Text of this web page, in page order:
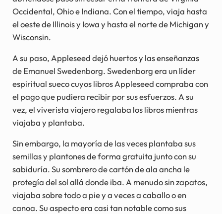
Occidental, Ohio e Indiana. Con el tiempo, viaja hasta
el oeste de Illinois y Iowa y hasta el norte de Michigan y
Wisconsin.
A su paso, Appleseed dejó huertos y las enseñanzas
de Emanuel Swedenborg. Swedenborg era un líder
espiritual sueco cuyos libros Appleseed compraba con
el pago que pudiera recibir por sus esfuerzos. A su
vez, el viverista viajero regalaba los libros mientras
viajaba y plantaba.
Sin embargo, la mayoría de las veces plantaba sus
semillas y plantones de forma gratuita junto con su
sabiduría. Su sombrero de cartón de ala ancha le
protegía del sol allá donde iba. A menudo sin zapatos,
viajaba sobre todo a pie y a veces a caballo o en
canoa. Su aspecto era casi tan notable como sus